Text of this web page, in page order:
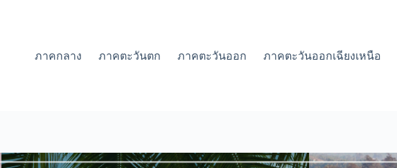
ภาคกลาง ภาคตะวันตก ภาคตะวันออก ภาคตะวันออกเฉียงเหนือ